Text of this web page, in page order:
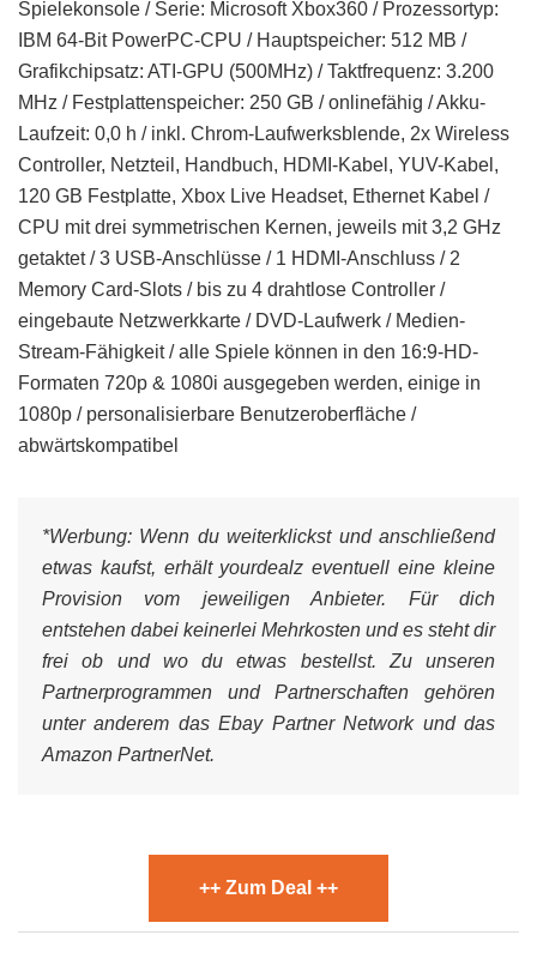
Spielekonsole / Serie: Microsoft Xbox360 / Prozessortyp:
IBM 64-Bit PowerPC-CPU / Hauptspeicher: 512 MB /
Grafikchipsatz: ATI-GPU (500MHz) / Taktfrequenz: 3.200
MHz / Festplattenspeicher: 250 GB / onlinefähig / Akku-
Laufzeit: 0,0 h / inkl. Chrom-Laufwerksblende, 2x Wireless
Controller, Netzteil, Handbuch, HDMI-Kabel, YUV-Kabel,
120 GB Festplatte, Xbox Live Headset, Ethernet Kabel /
CPU mit drei symmetrischen Kernen, jeweils mit 3,2 GHz
getaktet / 3 USB-Anschlüsse / 1 HDMI-Anschluss / 2
Memory Card-Slots / bis zu 4 drahtlose Controller /
eingebaute Netzwerkkarte / DVD-Laufwerk / Medien-
Stream-Fähigkeit / alle Spiele können in den 16:9-HD-
Formaten 720p & 1080i ausgegeben werden, einige in
1080p / personalisierbare Benutzeroberfläche /
abwärtskompatibel
*Werbung: Wenn du weiterklickst und anschließend
etwas kaufst, erhält yourdealz eventuell eine kleine
Provision vom jeweiligen Anbieter. Für dich
entstehen dabei keinerlei Mehrkosten und es steht dir
frei ob und wo du etwas bestellst. Zu unseren
Partnerprogrammen und Partnerschaften gehören
unter anderem das Ebay Partner Network und das
Amazon PartnerNet.
++ Zum Deal ++